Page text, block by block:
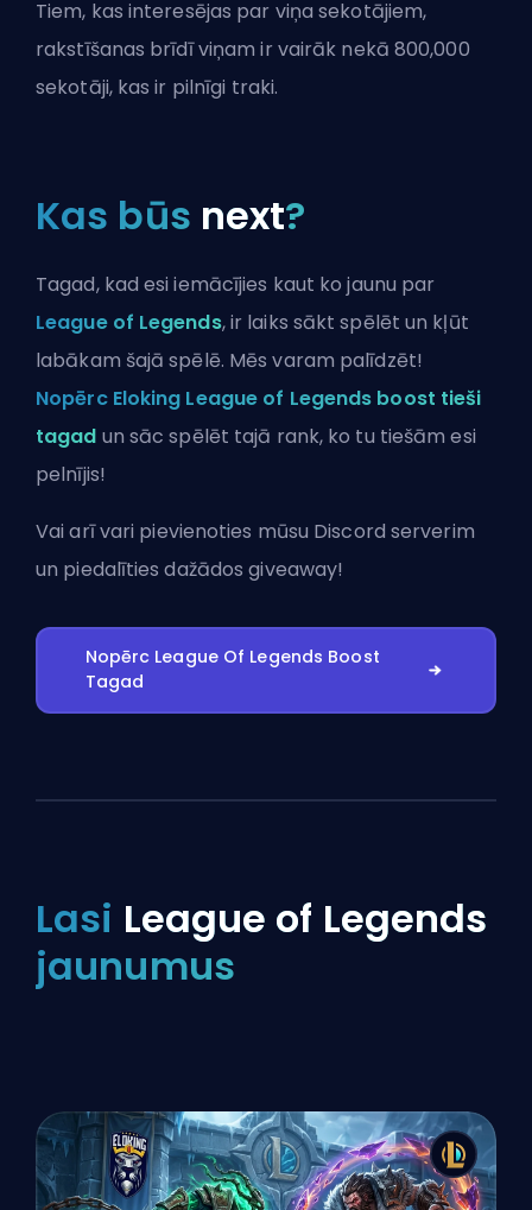
Tiem, kas interesējas par viņa sekotājiem,
rakstīšanas brīdī viņam ir vairāk nekā 800,000
sekotāji, kas ir pilnīgi traki.
Kas būs next?
Tagad, kad esi iemācījies kaut ko jaunu par
League of Legends, ir laiks sākt spēlēt un kļūt
labākam šajā spēlē. Mēs varam palīdzēt!
Nopērc Eloking League of Legends boost tieši
tagad un sāc spēlēt tajā rank, ko tu tiešām esi
pelnījis!
Vai arī vari pievienoties mūsu Discord serverim
un piedalīties dažādos giveaway!
Nopērc League Of Legends Boost
Tagad
Lasi League of Legends
jaunumus